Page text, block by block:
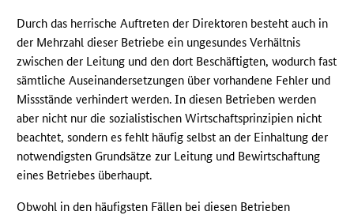
Durch das herrische Auftreten der Direktoren besteht auch in
der Mehrzahl dieser Betriebe ein ungesundes Verhältnis
zwischen der Leitung und den dort Beschäftigten, wodurch fast
sämtliche Auseinandersetzungen über vorhandene Fehler und
Missstände verhindert werden. In diesen Betrieben werden
aber nicht nur die sozialistischen Wirtschaftsprinzipien nicht
beachtet, sondern es fehlt häufig selbst an der Einhaltung der
notwendigsten Grundsätze zur Leitung und Bewirtschaftung
eines Betriebes überhaupt.
Obwohl in den häufigsten Fällen bei diesen Betrieben